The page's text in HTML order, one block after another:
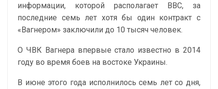
информации, которой располагает ВВС, за
последние семь лет хотя бы один контракт с
«Вагнером» заключили до 10 тысяч человек.
О ЧВК Вагнера впервые стало известно в 2014
году во время боев на востоке Украины.
В июне этого года исполнилось семь лет со дня,